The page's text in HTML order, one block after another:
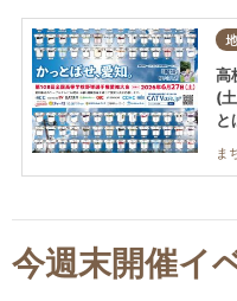
高
(
と
ま
今週末開催イ